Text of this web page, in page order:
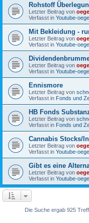
Rohstoff
Letzter Beitrag von
Verfasst in Youtube-
Mit Bekleidung -
Letzter Beitrag von
Verfasst in Youtube-
Letzter Beitrag von
Verfasst in Youtube-
Ennismore
Letzter Beitrag von
Verfasst in Fonds und
HB Fonds
Letzter Beitrag von
Verfasst in Fonds und
Cannabis Stocks/
Letzter Beitrag von
Verfasst in Youtube-
Gibt es eine
Letzter Beitrag von
Verfasst in Youtube-
Die Suche ergab 925